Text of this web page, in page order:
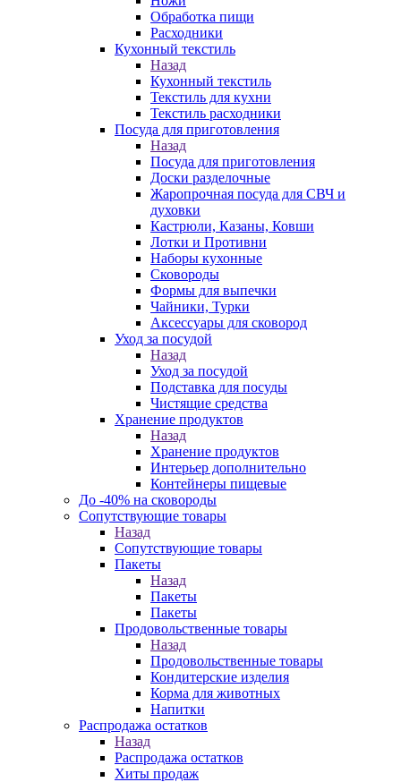
Обработка пищи
Расходники
Кухонный текстиль
Назад
Кухонный текстиль
Текстиль для кухни
Текстиль расходники
Посуда для приготовления
Назад
Посуда для приготовления
Доски разделочные
Жаропрочная посуда для СВЧ и
духовки
Кастрюли, Казаны, Ковши
Лотки и Противни
Наборы кухонные
Сковороды
Формы для выпечки
Чайники, Турки
Аксессуары для сковород
Уход за посудой
Назад
Уход за посудой
Подставка для посуды
Чистящие средства
Хранение продуктов
Назад
Хранение продуктов
Интерьер дополнительно
Контейнеры пищевые
До -40% на сковороды
Сопутствующие товары
Назад
Сопутствующие товары
Пакеты
Назад
Пакеты
Пакеты
Продовольственные товары
Назад
Продовольственные товары
Кондитерские изделия
Корма для животных
Напитки
Распродажа остатков
Назад
Распродажа остатков
Хиты продаж